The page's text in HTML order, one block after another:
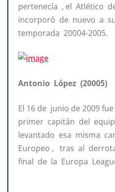
pertenecía , el Atlético
incorporó de nuevo a
temporada 20004-2005.
Antonio López (20005)
El 16 de junio de 2009
primer capitán del
levantado esa misma
Europeo , tras al
final de la Europa